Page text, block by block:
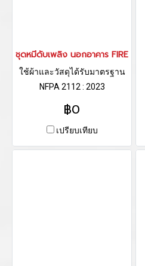
ชุดหมีดับเพลิง นอกอาคาร FIRE R-SA
ใช้ผ้าและวัสดุได้รับมาตรฐาน
NFPA 2112 : 2023
฿0
เปรียบเทียบ